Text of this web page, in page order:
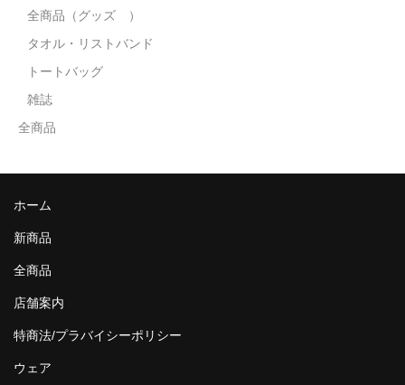
全商品（グッズ ）
タオル・リストバンド
トートバッグ
雑誌
全商品
ホーム
新商品
全商品
店舗案内
特商法/プラバイシーポリシー
ウェア